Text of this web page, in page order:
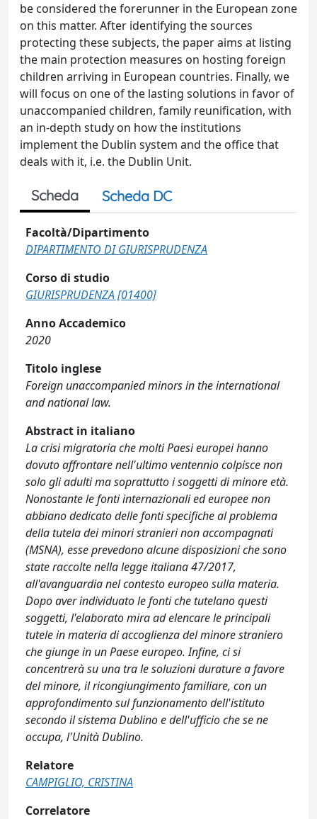
be considered the forerunner in the European zone
on this matter. After identifying the sources
protecting these subjects, the paper aims at listing
the main protection measures on hosting foreign
children arriving in European countries. Finally, we
will focus on one of the lasting solutions in favor of
unaccompanied children, family reunification, with
an in-depth study on how the institutions
implement the Dublin system and the office that
deals with it, i.e. the Dublin Unit.
Scheda Scheda DC
Facoltà/Dipartimento
DIPARTIMENTO DI GIURISPRUDENZA
Corso di studio
GIURISPRUDENZA [01400]
Anno Accademico
2020
Titolo inglese
Foreign unaccompanied minors in the international
and national law.
Abstract in italiano
La crisi migratoria che molti Paesi europei hanno
dovuto affrontare nell'ultimo ventennio colpisce non
solo gli adulti ma soprattutto i soggetti di minore età.
Nonostante le fonti internazionali ed europee non
abbiano dedicato delle fonti specifiche al problema
della tutela dei minori stranieri non accompagnati
(MSNA), esse prevedono alcune disposizioni che sono
state raccolte nella legge italiana 47/2017,
all'avanguardia nel contesto europeo sulla materia.
Dopo aver individuato le fonti che tutelano questi
soggetti, l'elaborato mira ad elencare le principali
tutele in materia di accoglienza del minore straniero
che giunge in un Paese europeo. Infine, ci si
concentrerà su una tra le soluzioni durature a favore
del minore, il ricongiungimento familiare, con un
approfondimento sul funzionamento dell'istituto
secondo il sistema Dublino e dell'ufficio che se ne
occupa, l'Unità Dublino.
Relatore
CAMPIGLIO, CRISTINA
Correlatore